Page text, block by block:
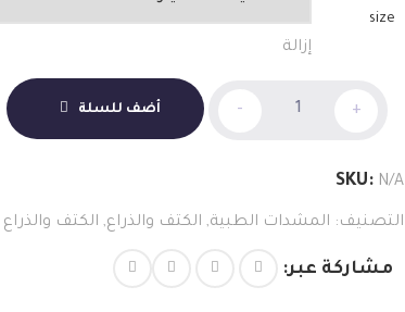
size
إزالة
الكمية
- + أضف للسلة
SKU: N/A
التصنيف: المشدات الطبية, الكتف والذراع, الكتف والذراع
مشاركة عبر: